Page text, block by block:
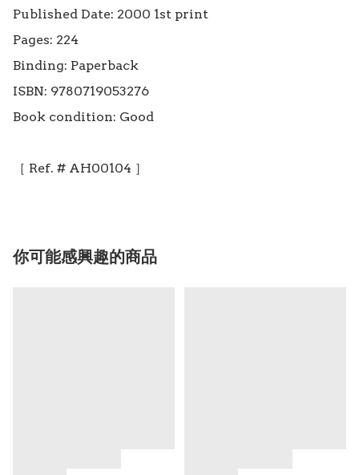
Published Date: 2000 1st print
Pages: 224
Binding: Paperback
ISBN: 9780719053276
Book condition: Good
你可能感興趣的商品